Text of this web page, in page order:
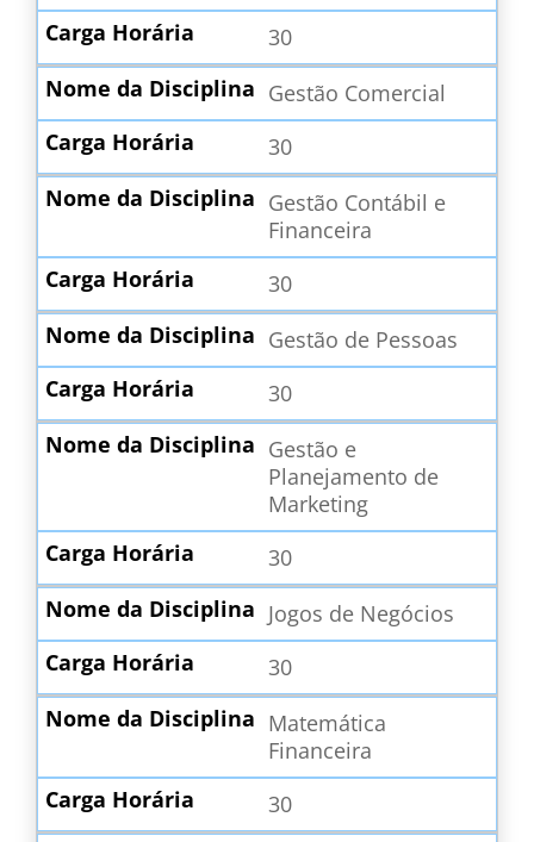
30
Gestão Comercial
30
Gestão Contábil e
Financeira
30
Gestão de Pessoas
30
Gestão e
Planejamento de
Marketing
30
Jogos de Negócios
30
Matemática
Financeira
30